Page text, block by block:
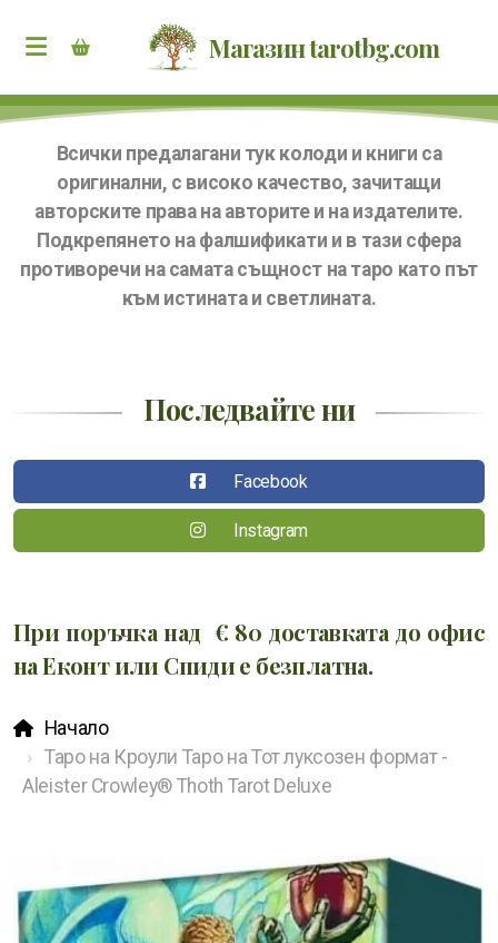
Магазин tarotbg.com
Всички предалагани тук колоди и книги са
оригинални, с високо качество, зачитащи
авторските права на авторите и на издателите.
Подкрепянето на фалшификати и в тази сфера
противоречи на самата същност на таро като път
към истината и светлината.
Последвайте ни
Facebook
Instagram
При поръчка над € 80 доставката до офис
на Еконт или Спиди е безплатна.
Начало
Таро на Кроули Таро на Тот луксозен формат -
Aleister Crowley® Thoth Tarot Deluxe